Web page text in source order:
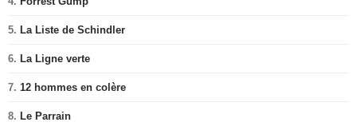
5. La Liste de Schindler
6. La Ligne verte
7. 12 hommes en colère
8. Le Parrain